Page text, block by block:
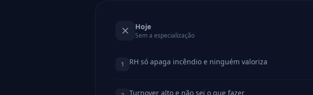
Hoje
Sem a especialização
1 RH só apaga incêndio e ninguém valoriza
Turnover alto e não sei o que fazer